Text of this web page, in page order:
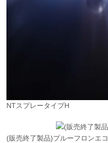
NTスプレータイプH
(販売終了製品)プルーフロンエコ